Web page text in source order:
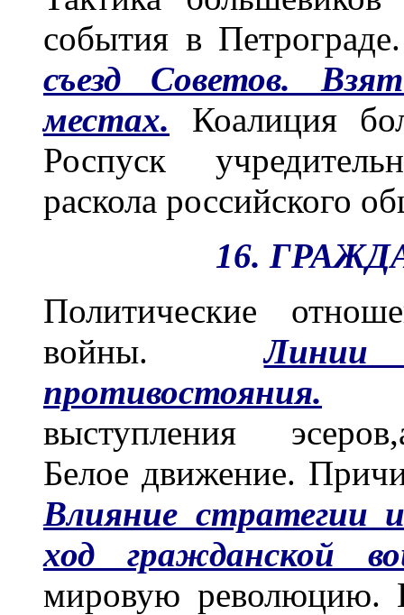
события в
съезд Советов.
местах. Коалиция
Роспуск
раскола российского
16.
Политические
войны.Линии
противостояния.
выступления
Белое движение.
Влияние стратегии
ход гражданской
мировую революцию.